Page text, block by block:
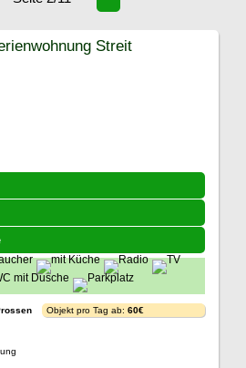
Streit
Objekt pro Tag ab: 60€